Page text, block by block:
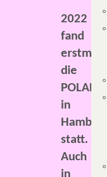
2022
fand
erstmals
die
POLARIS
in
Hamburg
statt.
Auch
in